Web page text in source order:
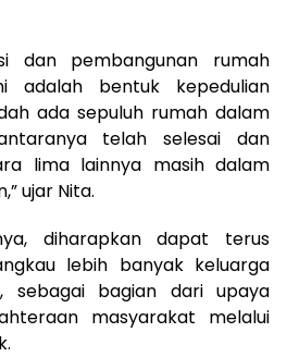
dan pembangunan rumah
adalah bentuk kepedulian
ada sepuluh rumah dalam
telah selesai dan
lima lainnya masih dalam
ujar Nita.
diharapkan dapat terus
lebih banyak keluarga
sebagai bagian dari upaya
masyarakat melalui